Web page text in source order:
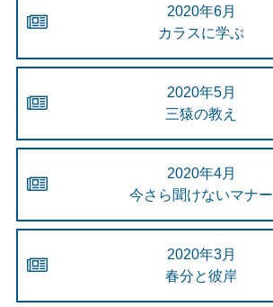
2020年6月
カラスに学ぶ
2020年5月
三猿の教え
2020年4月
今さら聞けないマナー
2020年3月
春分と彼岸